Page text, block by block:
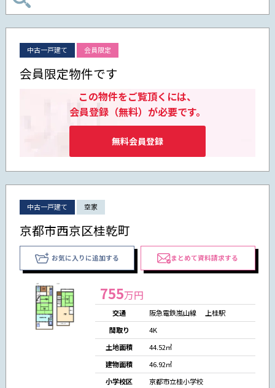
中古一戸建て 会員限定
会員限定物件です
この物件をご覧頂くには、
会員登録（無料）が必要です。
無料会員登録
中古一戸建て 空家
京都市西京区桂乾町
お気に入りに追加する まとめて資料請求する
755万円
交通
阪急電鉄嵐山線 上桂駅
間取り
4K
土地面積
44.52㎡
建物面積
46.92㎡
小学校区
京都市立桂小学校